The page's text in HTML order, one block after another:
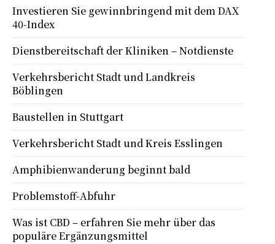
Investieren Sie gewinnbringend mit dem DAX
40-Index
Dienstbereitschaft der Kliniken – Notdienste
Verkehrsbericht Stadt und Landkreis
Böblingen
Baustellen in Stuttgart
Verkehrsbericht Stadt und Kreis Esslingen
Amphibienwanderung beginnt bald
Problemstoff-Abfuhr
Was ist CBD – erfahren Sie mehr über das
populäre Ergänzungsmittel